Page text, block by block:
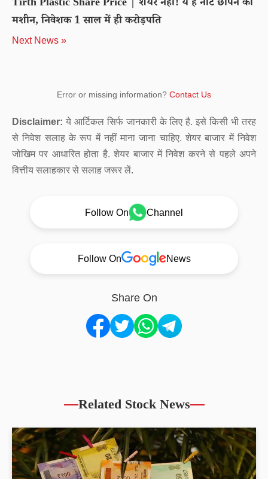
Tirth Plastic Share Price | शेयर नहीं! ये है नोट छापने की
मशीन, निवेशक 1 साल में ही करोड़पति
Next News »
Error or missing information? Contact Us
Disclaimer: ये आर्टिकल सिर्फ जानकारी के लिए है. इसे किसी भी तरह
से निवेश सलाह के रूप में नहीं माना जाना चाहिए. शेयर बाजार में निवेश
जोखिम पर आधारित होता है. शेयर बाजार में निवेश करने से पहले अपने
वित्तीय सलाहकार से सलाह जरूर लें.
Follow On Channel
Follow On News
Share On
Related Stock News